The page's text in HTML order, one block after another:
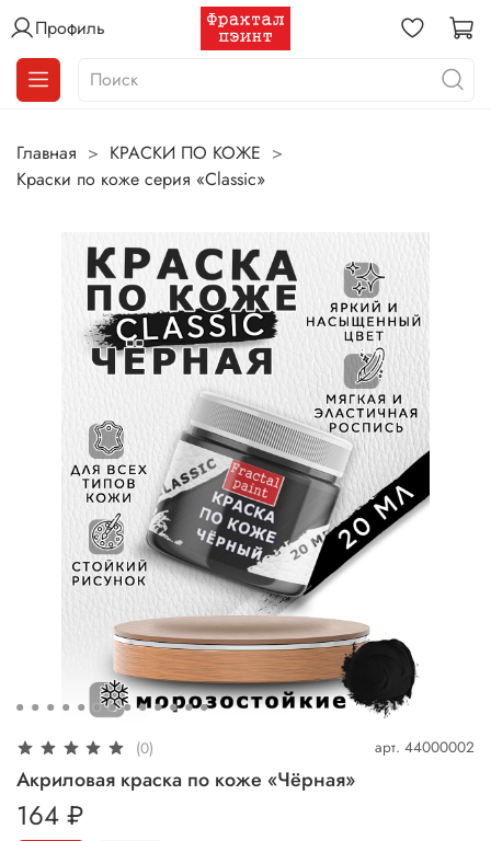
Профиль
Главная
КРАСКИ ПО КОЖЕ
Краски по коже серия «Classic»
(0) арт. 44000002
Акриловая краска по коже «Чёрная»
164 ₽